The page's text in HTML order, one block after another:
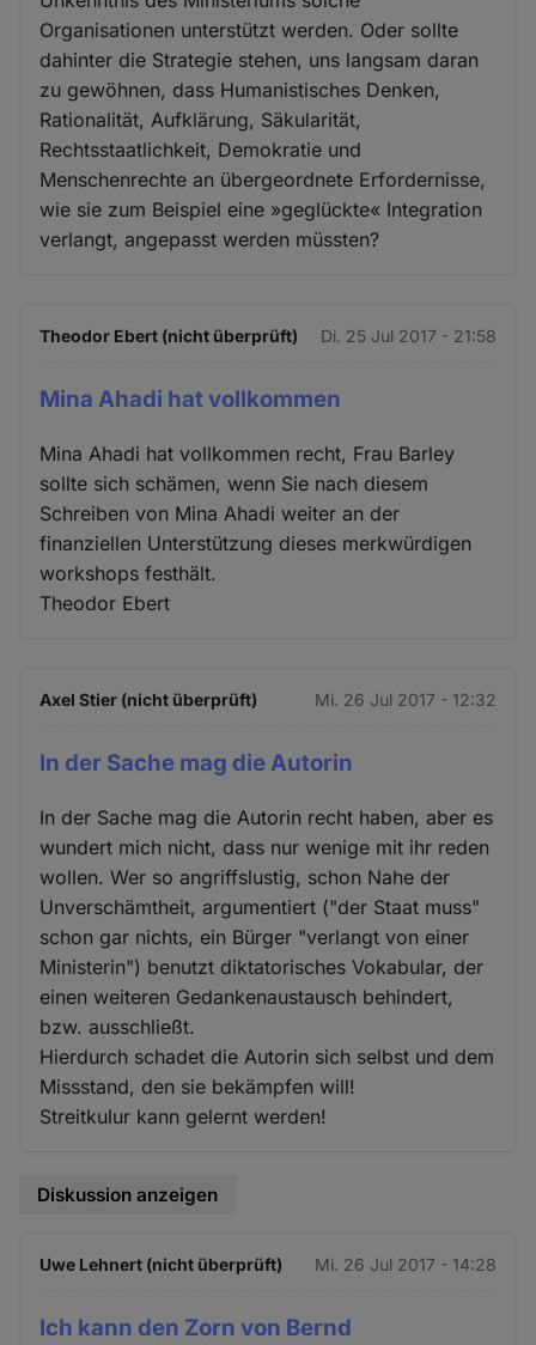
Organisationen unterstützt werden. Oder sollte
dahinter die Strategie stehen, uns langsam daran
zu gewöhnen, dass Humanistisches Denken,
Rationalität, Aufklärung, Säkularität,
Rechtsstaatlichkeit, Demokratie und
Menschenrechte an übergeordnete Erfordernisse,
wie sie zum Beispiel eine »geglückte« Integration
verlangt, angepasst werden müssten?
Theodor Ebert (nicht überprüft) Di. 25 Jul 2017 - 21:58
Mina Ahadi hat vollkommen
Mina Ahadi hat vollkommen recht, Frau Barley
sollte sich schämen, wenn Sie nach diesem
Schreiben von Mina Ahadi weiter an der
finanziellen Unterstützung dieses merkwürdigen
workshops festhält.
Theodor Ebert
Axel Stier (nicht überprüft) Mi. 26 Jul 2017 - 12:32
In der Sache mag die Autorin
In der Sache mag die Autorin recht haben, aber es
wundert mich nicht, dass nur wenige mit ihr reden
wollen. Wer so angriffslustig, schon Nahe der
Unverschämtheit, argumentiert ("der Staat muss"
schon gar nichts, ein Bürger "verlangt von einer
Ministerin") benutzt diktatorisches Vokabular, der
einen weiteren Gedankenaustausch behindert,
bzw. ausschließt.
Hierdurch schadet die Autorin sich selbst und dem
Missstand, den sie bekämpfen will!
Streitkulur kann gelernt werden!
Diskussion anzeigen
Uwe Lehnert (nicht überprüft) Mi. 26 Jul 2017 - 14:28
Ich kann den Zorn von Bernd